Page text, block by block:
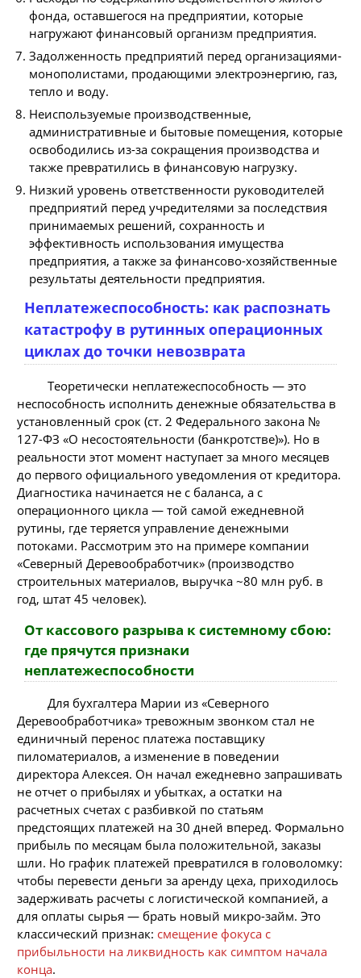
фонда, оставшегося на предприятии, которые
нагружают финансовый организм предприятия.
Задолженность предприятий перед организациями-
монополистами, продающими электроэнергию, газ,
тепло и воду.
Неиспользуемые производственные,
административные и бытовые помещения, которые
освободились из-за сокращения производства и
также превратились в финансовую нагрузку.
Низкий уровень ответственности руководителей
предприятий перед учредителями за последствия
принимаемых решений, сохранность и
эффективность использования имущества
предприятия, а также за финансово-хозяйственные
результаты деятельности предприятия.
Неплатежеспособность: как распознать
катастрофу в рутинных операционных
циклах до точки невозврата
Теоретически неплатежеспособность — это
неспособность исполнить денежные обязательства в
установленный срок (ст. 2 Федерального закона №
127-ФЗ «О несостоятельности (банкротстве)»). Но в
реальности этот момент наступает за много месяцев
до первого официального уведомления от кредитора.
Диагностика начинается не с баланса, а с
операционного цикла — той самой ежедневной
рутины, где теряется управление денежными
потоками. Рассмотрим это на примере компании
«Северный Деревообработчик» (производство
строительных материалов, выручка ~80 млн руб. в
год, штат 45 человек).
От кассового разрыва к системному сбою:
где прячутся признаки
неплатежеспособности
Для бухгалтера Марии из «Северного
Деревообработчика» тревожным звонком стал не
единичный перенос платежа поставщику
пиломатериалов, а изменение в поведении
директора Алексея. Он начал ежедневно запрашивать
не отчет о прибылях и убытках, а остатки на
расчетных счетах с разбивкой по статьям
предстоящих платежей на 30 дней вперед. Формально
прибыль по месяцам была положительной, заказы
шли. Но график платежей превратился в головоломку:
чтобы перевести деньги за аренду цеха, приходилось
задерживать расчеты с логистической компанией, а
для оплаты сырья — брать новый микро-займ. Это
классический признак: смещение фокуса с
прибыльности на ликвидность как симптом начала
конца.